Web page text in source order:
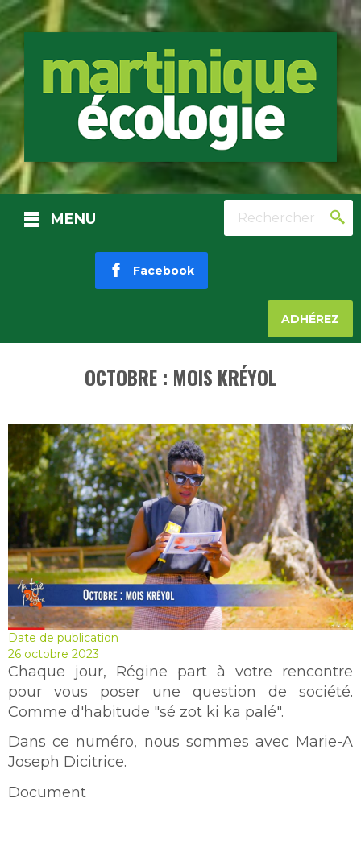
MENU Rechercher
Facebook
ADHÉREZ
OCTOBRE : MOIS KRÉYOL
Date de publication
26 octobre 2023
Chaque jour, Régine part à votre rencontre
pour vous poser une question de société.
Comme d'habitude "sé zot ki ka palé".
Dans ce numéro, nous sommes avec Marie-A
Joseph Dicitrice.
Document